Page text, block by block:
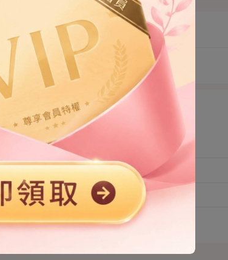
第3章
第6章